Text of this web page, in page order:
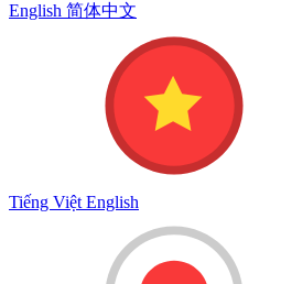
English 简体中文
Tiếng Việt English